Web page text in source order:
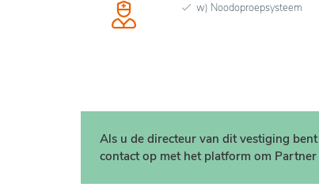
w) Noodoproepsysteem
Als u de directeur van dit vestiging
contact op met het platform om